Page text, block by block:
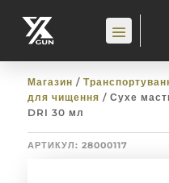
Магазин /
для чищення / Сухе
DRI 30 мл
АРТИКУЛ: 28000117